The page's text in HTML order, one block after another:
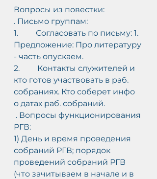
Вопросы из повестки:
. Письмо группам:
1.         Согласовать по письму: 1.
Предложение: Про литературу
- часть опускаем.
2.         Контакты служителей и
кто готов участвовать в раб.
собраниях. Кто соберет инфо
о датах раб. собраний.
РГВ:
1) День и время проведения
собраний РГВ; порядок
проведений собраний РГВ
(что зачитываем в начале и в